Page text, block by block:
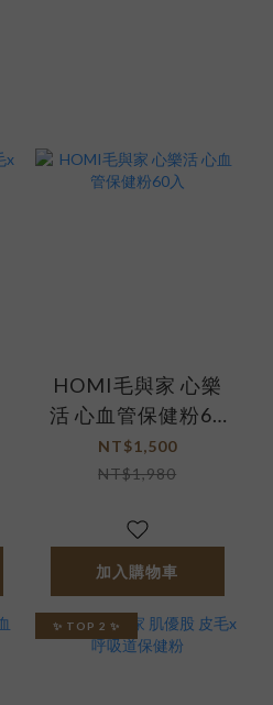
HOMI毛與家 心樂
活 心血管保健粉60
入
NT$1,500
NT$1,980
加入購物車
✨ TOP 2 ✨